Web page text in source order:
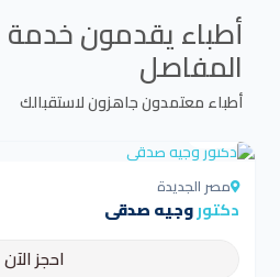
أطباء يقدمون خدمة
المفاصل
أطباء معتمدون جاهزون لاستقبالك
مصر الجديدة
دكتوروجيه صدقي
احجز الآن